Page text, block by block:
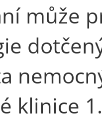
může
klinice